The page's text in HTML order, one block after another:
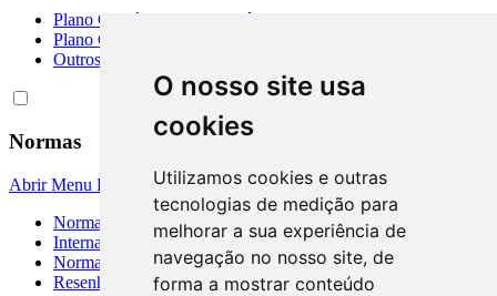
O nosso site usa
cookies
Utilizamos cookies e outras
tecnologias de medição para
melhorar a sua experiência de
navegação no nosso site, de
forma a mostrar conteúdo
Plano Contábil das Instituiçôes do SFN
Plano Contábil Padronizado
Outros Planos de Contas
Normas
Abrir Menu Fechar Menu
Normas Brasileiras de Contabilidade
International Accounting Standards
Normativos Auxiliares
Resenhas Diárias Governamentais